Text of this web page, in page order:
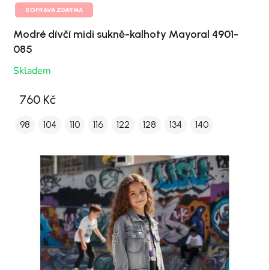
DOPRAVA ZDARMA
Modré dívčí midi sukně-kalhoty Mayoral 4901-
085
Skladem
760 Kč
98 104 110 116 122 128 134 140